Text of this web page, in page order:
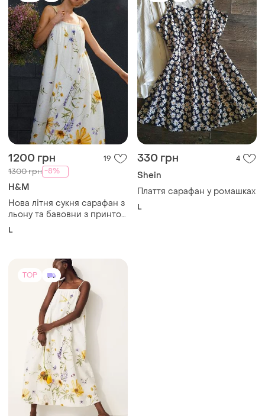
1200 грн 19
1300 грн -8%
H&M
Нова літня сукня сарафан з
льону та бавовни з принтом
польових квітів 🌼 розмір l
L
330 грн 4
Shein
Плаття сарафан у ромашках
L
TOP